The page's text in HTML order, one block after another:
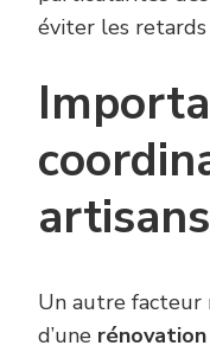
éviter les
artisans
Un autre facteur
d’une rénovation